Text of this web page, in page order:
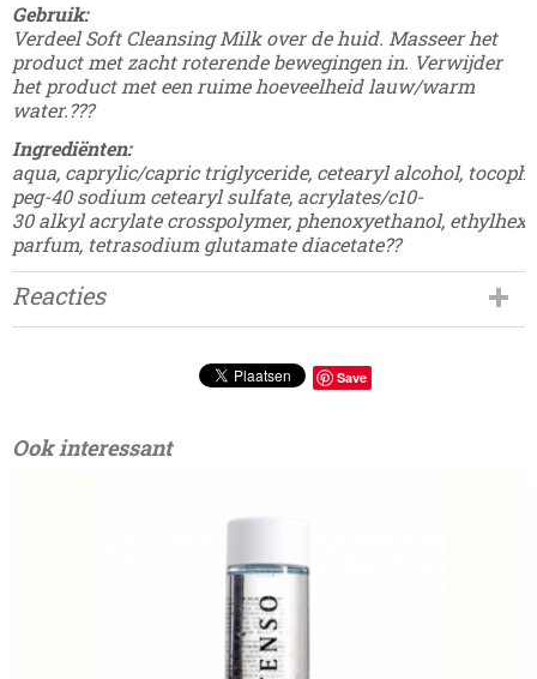
Gebruik:
Verdeel Soft Cleansing Milk over de huid. Masseer het
product met zacht roterende bewegingen in. Verwijder
het product met een ruime hoeveelheid lauw/warm
water.???
Ingrediënten:
aqua, caprylic/caprictriglyceride, cetearylalcohol,
peg-40sodium cetearyl sulfate, acrylates/c10-
30alkyl acrylate crosspolymer, phenoxyethanol,
parfum, tetrasodium glutamate diacetate??
Reacties
Save
Ook interessant